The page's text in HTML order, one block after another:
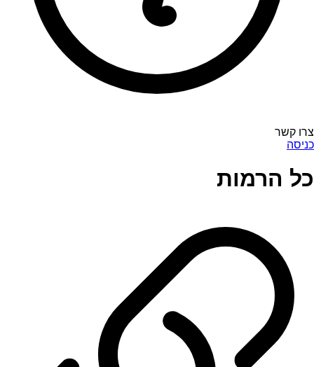
צרו קשר
כניסה
כל הרמות